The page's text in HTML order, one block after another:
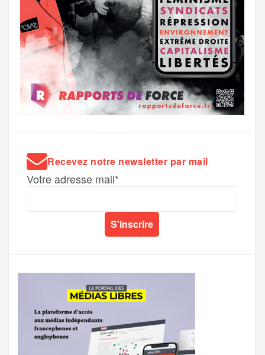
Recevez notre newsletter par mail
Votre adresse mail*